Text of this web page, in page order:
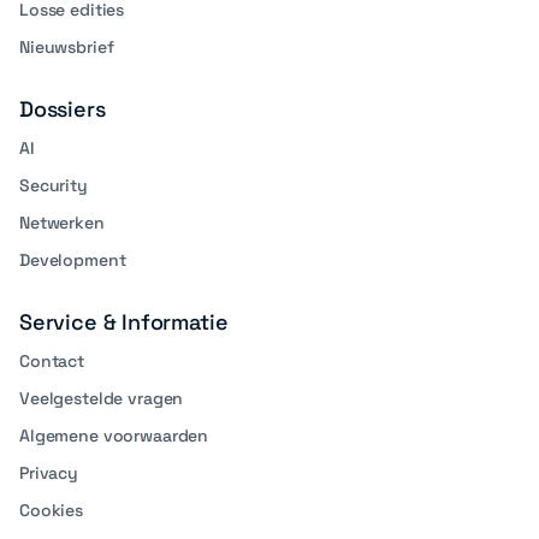
Losse edities
Nieuwsbrief
Dossiers
AI
Security
Netwerken
Development
Service & Informatie
Contact
Veelgestelde vragen
Algemene voorwaarden
Privacy
Cookies